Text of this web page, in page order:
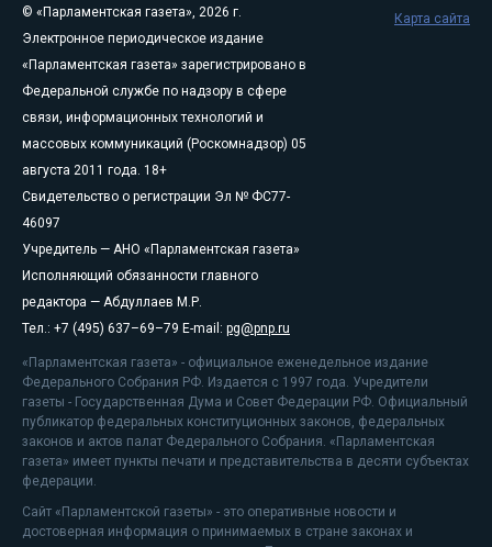
© «Парламентская газета», 2026 г.
Электронное периодическое издание
«Парламентская газета» зарегистрировано в
Федеральной службе по надзору в сфере
связи, информационных технологий и
массовых коммуникаций (Роскомнадзор) 05
августа 2011 года. 18+
Свидетельство о регистрации Эл № ФС77-
46097
Учредитель — АНО «Парламентская газета»
Исполняющий обязанности главного
редактора — Абдуллаев М.Р.
Тел.: +7 (495) 637–69–79 E-mail: pg@pnp.ru
«Парламентская газета» - официальное еженедельное издание
Федерального Собрания РФ. Издается с 1997 года. Учредители
газеты - Государственная Дума и Совет Федерации РФ. Официальный
публикатор федеральных конституционных законов, федеральных
законов и актов палат Федерального Собрания. «Парламентская
газета» имеет пункты печати и представительства в десяти субъектах
федерации.
Сайт «Парламентской газеты» - это оперативные новости и
достоверная информация о принимаемых в стране законах и
Карта сайта